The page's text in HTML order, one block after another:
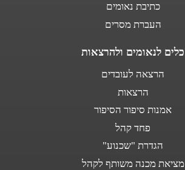
כתיבת נאומים
העברת מסרים
כלים לנאומים ולהרצאות
הרצאה לעובדים
הרצאות
אמנות סיפור הסיפור
פחד קהל
הגדרת "שכנוע"
מציאת מכנה משותף לקהל